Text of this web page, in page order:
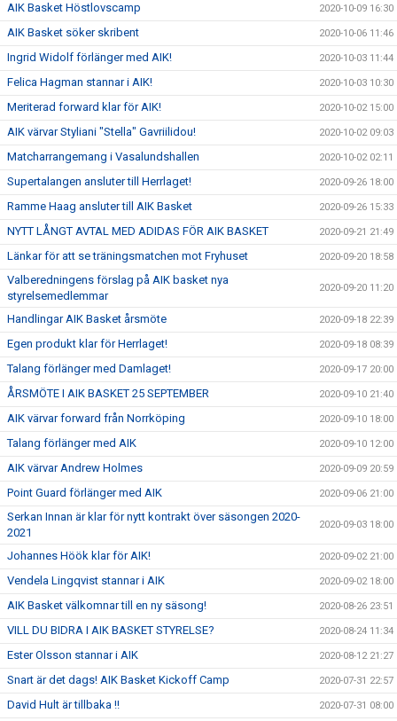
AIK Basket Höstlovscamp 2020-10-09 16:30
AIK Basket söker skribent 2020-10-06 11:46
Ingrid Widolf förlänger med AIK! 2020-10-03 11:44
Felica Hagman stannar i AIK! 2020-10-03 10:30
Meriterad forward klar för AIK! 2020-10-02 15:00
AIK värvar Styliani "Stella" Gavriilidou! 2020-10-02 09:03
Matcharrangemang i Vasalundshallen 2020-10-02 02:11
Supertalangen ansluter till Herrlaget! 2020-09-26 18:00
Ramme Haag ansluter till AIK Basket 2020-09-26 15:33
NYTT LÅNGT AVTAL MED ADIDAS FÖR AIK BASKET 2020-09-21 21:49
Länkar för att se träningsmatchen mot Fryhuset 2020-09-20 18:58
Valberedningens förslag på AIK basket nya
styrelsemedlemmar
2020-09-20 11:20
Handlingar AIK Basket årsmöte 2020-09-18 22:39
Egen produkt klar för Herrlaget! 2020-09-18 08:39
Talang förlänger med Damlaget! 2020-09-17 20:00
ÅRSMÖTE I AIK BASKET 25 SEPTEMBER 2020-09-10 21:40
AIK värvar forward från Norrköping 2020-09-10 18:00
Talang förlänger med AIK 2020-09-10 12:00
AIK värvar Andrew Holmes 2020-09-09 20:59
Point Guard förlänger med AIK 2020-09-06 21:00
Serkan Innan är klar för nytt kontrakt över säsongen 2020-
2021
2020-09-03 18:00
Johannes Höök klar för AIK! 2020-09-02 21:00
Vendela Lingqvist stannar i AIK 2020-09-02 18:00
AIK Basket välkomnar till en ny säsong! 2020-08-26 23:51
VILL DU BIDRA I AIK BASKET STYRELSE? 2020-08-24 11:34
Ester Olsson stannar i AIK 2020-08-12 21:27
Snart är det dags! AIK Basket Kickoff Camp 2020-07-31 22:57
David Hult är tillbaka !! 2020-07-31 08:00